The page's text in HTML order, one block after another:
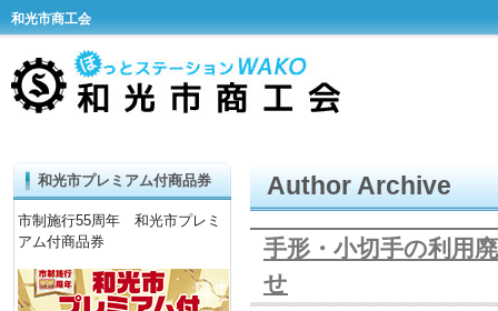
和光市商工会
Author Archive
手形・小切手の利用
せ
和光市プレミアム付商品券
市制施行55周年 和光市プレミ
アム付商品券